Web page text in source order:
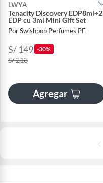
LWYA
Tenacity Discovery EDP8ml+2
EDP cu 3ml Mini Gift Set
Por Swishpop Perfumes PE
S/ 149 -30%
S/ 213
Agregar